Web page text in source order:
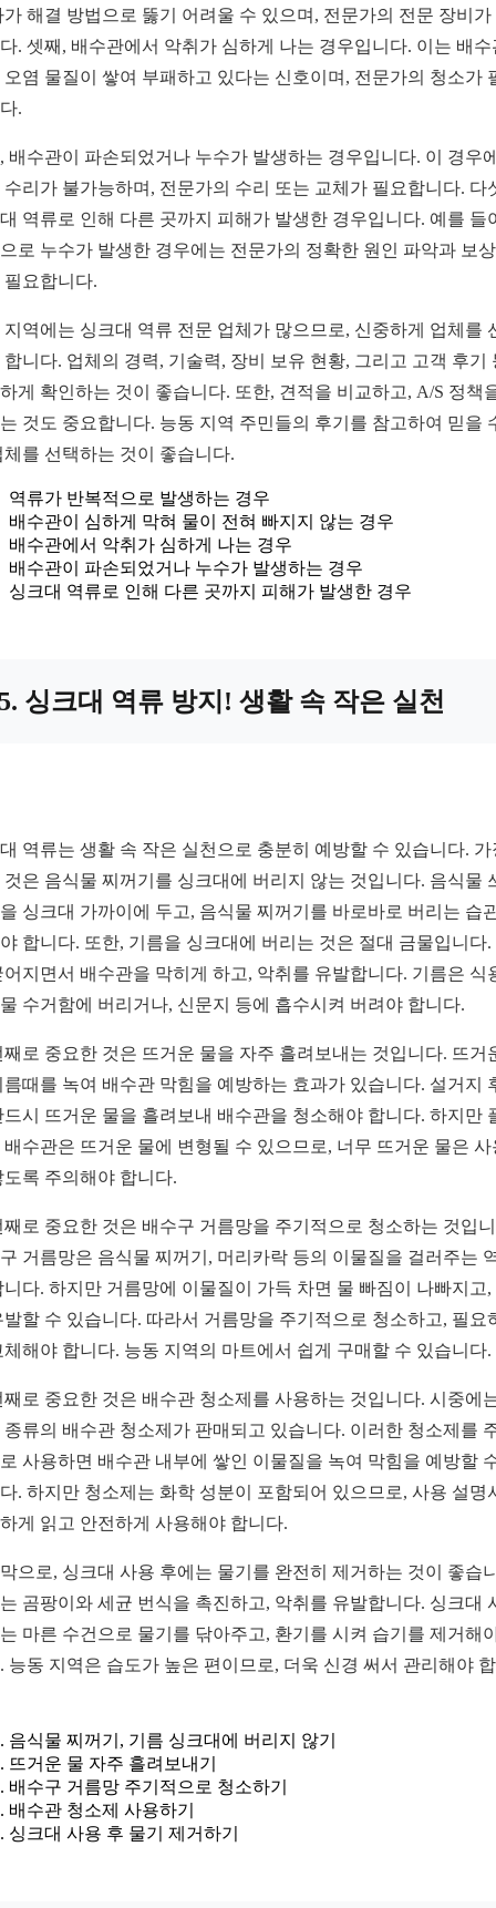
가 해결 방법으로 뚫기 어려울 수 있으며, 전문가의 전문 장비가
. 셋째, 배수관에서 악취가 심하게 나는 경우입니다. 이는 배수
오염 물질이 쌓여 부패하고 있다는 신호이며, 전문가의 청소가
.
배수관이 파손되었거나 누수가 발생하는 경우입니다. 이 경우
수리가 불가능하며, 전문가의 수리 또는 교체가 필요합니다. 다
역류로 인해 다른 곳까지 피해가 발생한 경우입니다. 예를 들
로 누수가 발생한 경우에는 전문가의 정확한 원인 파악과 보
필요합니다.
지역에는 싱크대 역류 전문 업체가 많으므로, 신중하게 업체를
합니다. 업체의 경력, 기술력, 장비 보유 현황, 그리고 고객 후기
게 확인하는 것이 좋습니다. 또한, 견적을 비교하고, A/S 정책
것도 중요합니다. 능동 지역 주민들의 후기를 참고하여 믿을
체를 선택하는 것이 좋습니다.
역류가 반복적으로 발생하는 경우
배수관이 심하게 막혀 물이 전혀 빠지지 않는 경우
배수관에서 악취가 심하게 나는 경우
배수관이 파손되었거나 누수가 발생하는 경우
싱크대 역류로 인해 다른 곳까지 피해가 발생한 경우
싱크대 역류 방지! 생활 속 작은 실천
역류는 생활 속 작은 실천으로 충분히 예방할 수 있습니다. 가
것은 음식물 찌꺼기를 싱크대에 버리지 않는 것입니다. 음식물
싱크대 가까이에 두고, 음식물 찌꺼기를 바로바로 버리는 습
합니다. 또한, 기름을 싱크대에 버리는 것은 절대 금물입니다.
어지면서 배수관을 막히게 하고, 악취를 유발합니다. 기름은 식
수거함에 버리거나, 신문지 등에 흡수시켜 버려야 합니다.
째로 중요한 것은 뜨거운 물을 자주 흘려보내는 것입니다. 뜨거
름때를 녹여 배수관 막힘을 예방하는 효과가 있습니다. 설거지
드시 뜨거운 물을 흘려보내 배수관을 청소해야 합니다. 하지만
배수관은 뜨거운 물에 변형될 수 있으므로, 너무 뜨거운 물은 사
도록 주의해야 합니다.
째로 중요한 것은 배수구 거름망을 주기적으로 청소하는 것입
거름망은 음식물 찌꺼기, 머리카락 등의 이물질을 걸러주는
니다. 하지만 거름망에 이물질이 가득 차면 물 빠짐이 나빠지고,
발할 수 있습니다. 따라서 거름망을 주기적으로 청소하고, 필요
체해야 합니다. 능동 지역의 마트에서 쉽게 구매할 수 있습니다.
째로 중요한 것은 배수관 청소제를 사용하는 것입니다. 시중에
종류의 배수관 청소제가 판매되고 있습니다. 이러한 청소제를
사용하면 배수관 내부에 쌓인 이물질을 녹여 막힘을 예방할
. 하지만 청소제는 화학 성분이 포함되어 있으므로, 사용 설명
게 읽고 안전하게 사용해야 합니다.
으로, 싱크대 사용 후에는 물기를 완전히 제거하는 것이 좋습
곰팡이와 세균 번식을 촉진하고, 악취를 유발합니다. 싱크대
마른 수건으로 물기를 닦아주고, 환기를 시켜 습기를 제거해
능동 지역은 습도가 높은 편이므로, 더욱 신경 써서 관리해야
음식물 찌꺼기, 기름 싱크대에 버리지 않기
뜨거운 물 자주 흘려보내기
배수구 거름망 주기적으로 청소하기
배수관 청소제 사용하기
싱크대 사용 후 물기 제거하기